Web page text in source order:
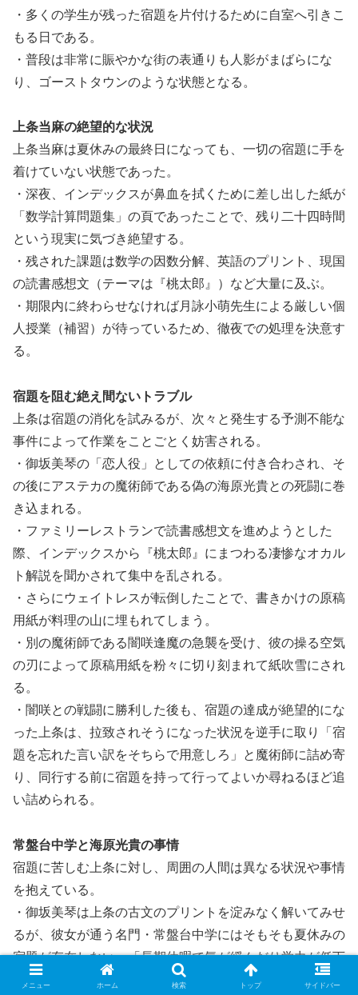
・多くの学生が残った宿題を片付けるために自室へ引きこ
もる日である。
・普段は非常に賑やかな街の表通りも人影がまばらにな
り、ゴーストタウンのような状態となる。
上条当麻の絶望的な状況
上条当麻は夏休みの最終日になっても、一切の宿題に手を
着けていない状態であった。
・深夜、インデックスが鼻血を拭くために差し出した紙が
「数学計算問題集」の頁であったことで、残り二十四時間
という現実に気づき絶望する。
・残された課題は数学の因数分解、英語のプリント、現国
の読書感想文（テーマは『桃太郎』）など大量に及ぶ。
・期限内に終わらせなければ月詠小萌先生による厳しい個
人授業（補習）が待っているため、徹夜での処理を決意す
る。
宿題を阻む絶え間ないトラブル
上条は宿題の消化を試みるが、次々と発生する予測不能な
事件によって作業をことごとく妨害される。
・御坂美琴の「恋人役」としての依頼に付き合わされ、そ
の後にアステカの魔術師である偽の海原光貴との死闘に巻
き込まれる。
・ファミリーレストランで読書感想文を進めようとした
際、インデックスから『桃太郎』にまつわる凄惨なオカル
ト解説を聞かされて集中を乱される。
・さらにウェイトレスが転倒したことで、書きかけの原稿
用紙が料理の山に埋もれてしまう。
・別の魔術師である闇咲逢魔の急襲を受け、彼の操る空気
の刃によって原稿用紙を粉々に切り刻まれて紙吹雪にされ
る。
・闇咲との戦闘に勝利した後も、宿題の達成が絶望的にな
った上条は、拉致されそうになった状況を逆手に取り「宿
題を忘れた言い訳をそちらで用意しろ」と魔術師に詰め寄
り、同行する前に宿題を持って行ってよいか尋ねるほど追
い詰められる。
常盤台中学と海原光貴の事情
宿題に苦しむ上条に対し、周囲の人間は異なる状況や事情
を抱えている。
・御坂美琴は上条の古文のプリントを淀みなく解いてみせ
るが、彼女が通う名門・常盤台中学にはそもそも夏休みの
宿題が存在しない。「長期休暇で気が緩んだり学力が低下
したりすることはない」というエリート校ならではの前提
メニュー ホーム 検索 トップ サイドバー